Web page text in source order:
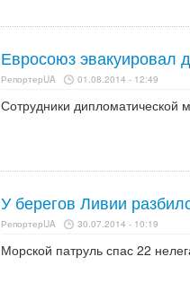
Евросоюз эвакуировал
РепортерUA 01.08.2014 - 12:49
Сотрудники дипломатической
У берегов Ливии
РепортерUA 30.07.2014 - 10:19
Морской патруль спас 22